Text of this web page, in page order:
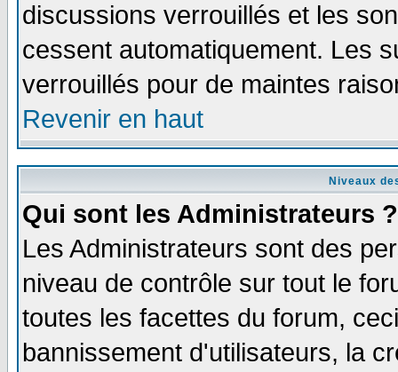
discussions verrouillés et les
cessent automatiquement. Les
verrouillés pour de maintes
Revenir en haut
Niveaux
Qui sont les Administrateurs ?
Les Administrateurs sont des
niveau de contrôle sur tout le
toutes les facettes du forum,
bannissement d'utilisateurs, la